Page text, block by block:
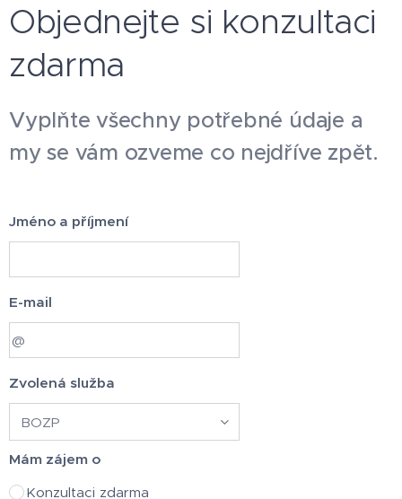
Objednejte si konzultaci
zdarma
Vyplňte všechny potřebné údaje a
my se vám ozveme co nejdříve zpět.
Jméno a příjmení
E-mail
Zvolená služba
Mám zájem o
Konzultaci zdarma